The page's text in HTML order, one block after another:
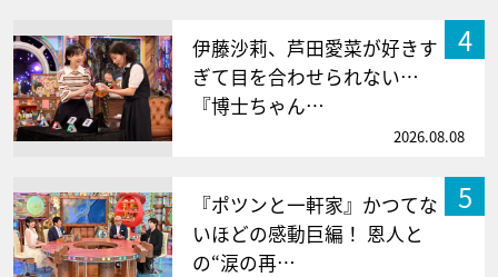
4
伊藤沙莉、芦田愛菜が好きす
ぎて目を合わせられない…
『博士ちゃん…
2026.08.08
5
『ポツンと一軒家』かつてな
いほどの感動巨編！ 恩人と
の“涙の再…